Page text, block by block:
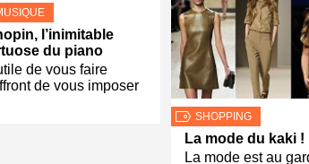
l’inimitable
du piano
de vous faire
de vous imposer
SHOPPING
La mode du kaki !
La mode est au